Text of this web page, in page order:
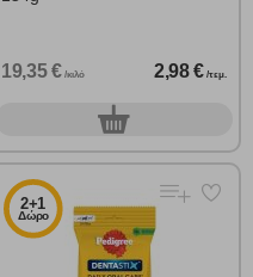
19,35 € /κιλό 2,98 € /τεμ.
0τεμ.
2+1
Δώρο